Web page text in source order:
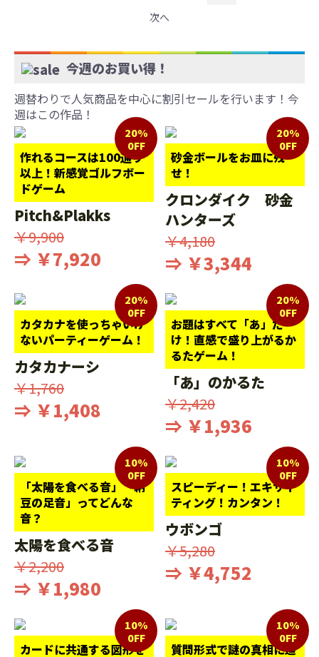
次へ
今週のお買い得！
週替わりで人気商品を中心に割引セールを行います！今
週はこの作品！
作れるコースは100通り
以上！新感覚ゴルフボー
ドゲーム
20%
0FF
Pitch&Plakks
￥9,900
⇒ ￥7,920
砂金ボールをお皿に残
せ！
20%
0FF
クロンダイク 砂金
ハンターズ
￥4,180
⇒ ￥3,344
カタカナを使っちゃいけ
ないパーティーゲーム！
20%
0FF
カタカナーシ
￥1,760
⇒ ￥1,408
お題はすべて「あ」だ
け！直感で盛り上がるか
るたゲーム！
20%
0FF
「あ」のかるた
￥2,420
⇒ ￥1,936
「太陽を食べる音」「納
豆の足音」ってどんな
音？
10%
0FF
太陽を食べる音
￥2,200
⇒ ￥1,980
スピーディー！エキサイ
ティング！カンタン！
10%
0FF
ウボンゴ
￥5,280
⇒ ￥4,752
カードに共通する図形を
10%
0FF
質問形式で謎の真相に迫
10%
0FF